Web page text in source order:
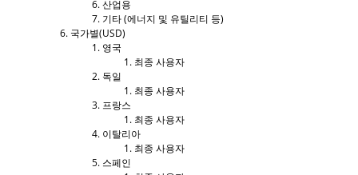
산업용
기타 (에너지 및 유틸리티 등)
국가별(USD)
영국
최종 사용자
독일
최종 사용자
프랑스
최종 사용자
이탈리아
최종 사용자
스페인